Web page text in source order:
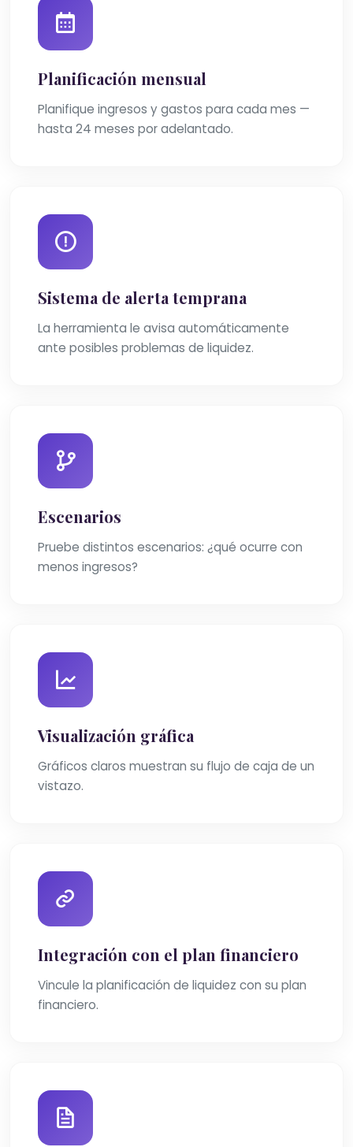
Planificación mensual
Planifique ingresos y gastos para cada mes —
hasta 24 meses por adelantado.
Sistema de alerta temprana
La herramienta le avisa automáticamente
ante posibles problemas de liquidez.
Escenarios
Pruebe distintos escenarios: ¿qué ocurre con
menos ingresos?
Visualización gráfica
Gráficos claros muestran su flujo de caja de un
vistazo.
Integración con el plan financiero
Vincule la planificación de liquidez con su plan
financiero.